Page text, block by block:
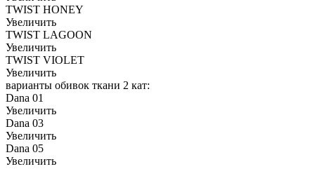
TWIST HONEY
Увеличить
TWIST LAGOON
Увеличить
TWIST VIOLET
Увеличить
варианты обивок ткани 2 кат:
Dana 01
Увеличить
Dana 03
Увеличить
Dana 05
Увеличить